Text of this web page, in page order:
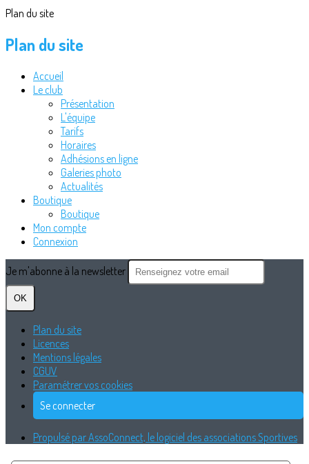
Plan du site
Plan du site
Accueil
Le club
Présentation
L'équipe
Tarifs
Horaires
Adhésions en ligne
Galeries photo
Actualités
Boutique
Boutique
Mon compte
Connexion
Je m'abonne à la newsletter
OK
Plan du site
Licences
Mentions légales
CGUV
Paramétrer vos cookies
Se connecter
Propulsé par AssoConnect, le logiciel des associations Sportives